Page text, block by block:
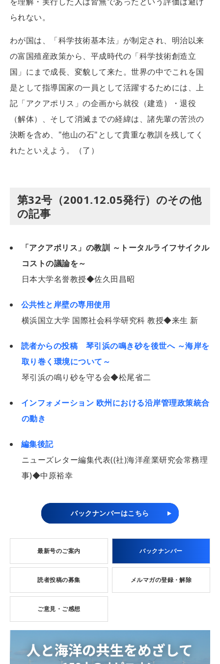
られない。
わが国は、「科学技術基本法」が制定され、明治以来
の富国殖産政策から、平成時代の「科学技術創造立
国」にまで成長、変貌して来た。世界の中でこれを国
是として指導国家の一員として活躍するためには、上
記「アクアポリス」の企画から就役（建造）・退役
（解体）、そして消滅までの経緯は、諸先輩の苦渋の
決断を含め、"他山の石"として貴重な教訓を残してく
れたといえよう。（了）
第32号（2001.12.05発行）のその他
の記事
「アクアポリス」の教訓 ～トータルライフサイクル
コストの議論を～
日本大学名誉教授◆佐久田昌昭
公共性と岸壁の専用使用
横浜国立大学 国際社会科学研究科 教授◆来生 新
読者からの投稿 琴引浜の鳴き砂を後世へ ～海岸を
取り巻く環境について～
琴引浜の鳴り砂を守る会◆松尾省二
インフォメーション 欧州における沿岸管理政策統合
の動き
編集後記
ニューズレター編集代表((社)海洋産業研究会常務理
事)◆中原裕幸
バックナンバーはこちら
最新号のご案内 バックナンバー
読者投稿の募集 メルマガの登録・解除
ご意見・ご感想